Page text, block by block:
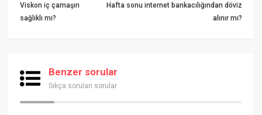
Viskon iç çamaşırı
sağlıklı mı?
Hafta sonu internet bankacılığından döviz
alınır mı?
Benzer sorular
Sıkça sorulan sorular